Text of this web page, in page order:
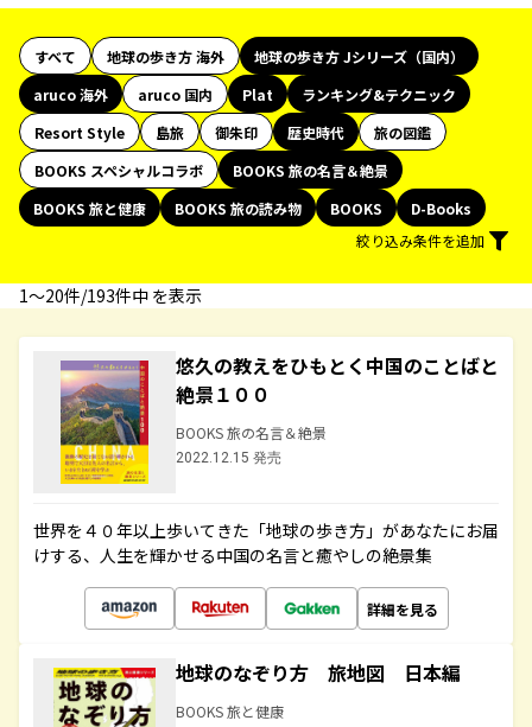
すべて 地球の歩き方 海外
地球の歩き方 Jシリーズ（国内）
aruco 海外
aruco 国内 Plat
ランキング&テクニック
Resort Style
島旅 御朱印 歴史時代
旅の図鑑
BOOKS スペシャルコラボ
BOOKS 旅の名言＆絶景
BOOKS 旅と健康
BOOKS 旅の読み物 BOOKS
D-Books
絞り込み条件を追加
1〜20件/193件中 を表示
悠久の教えをひもとく中国のことばと
絶景１００
BOOKS 旅の名言＆絶景
2022.12.15 発売
世界を４０年以上歩いてきた「地球の歩き方」があなたにお届
けする、人生を輝かせる中国の名言と癒やしの絶景集
詳細を見る
地球のなぞり方 旅地図 日本編
BOOKS 旅と健康